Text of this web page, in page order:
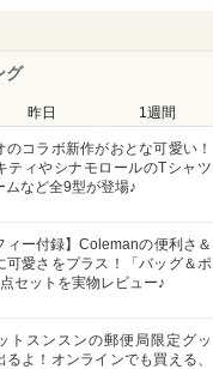
グ
昨日 1週間
のコラボ新作がおとな可愛い！
ティやシナモロールのTシャツ
ムなど全9型が登場♪
ィー付録】Colemanの便利さ＆
可愛さをプラス！「バッグ＆ポ
セットを実物レビュー♪
トスンスンの郵便局限定グッ
るよ！オンラインでも買える、